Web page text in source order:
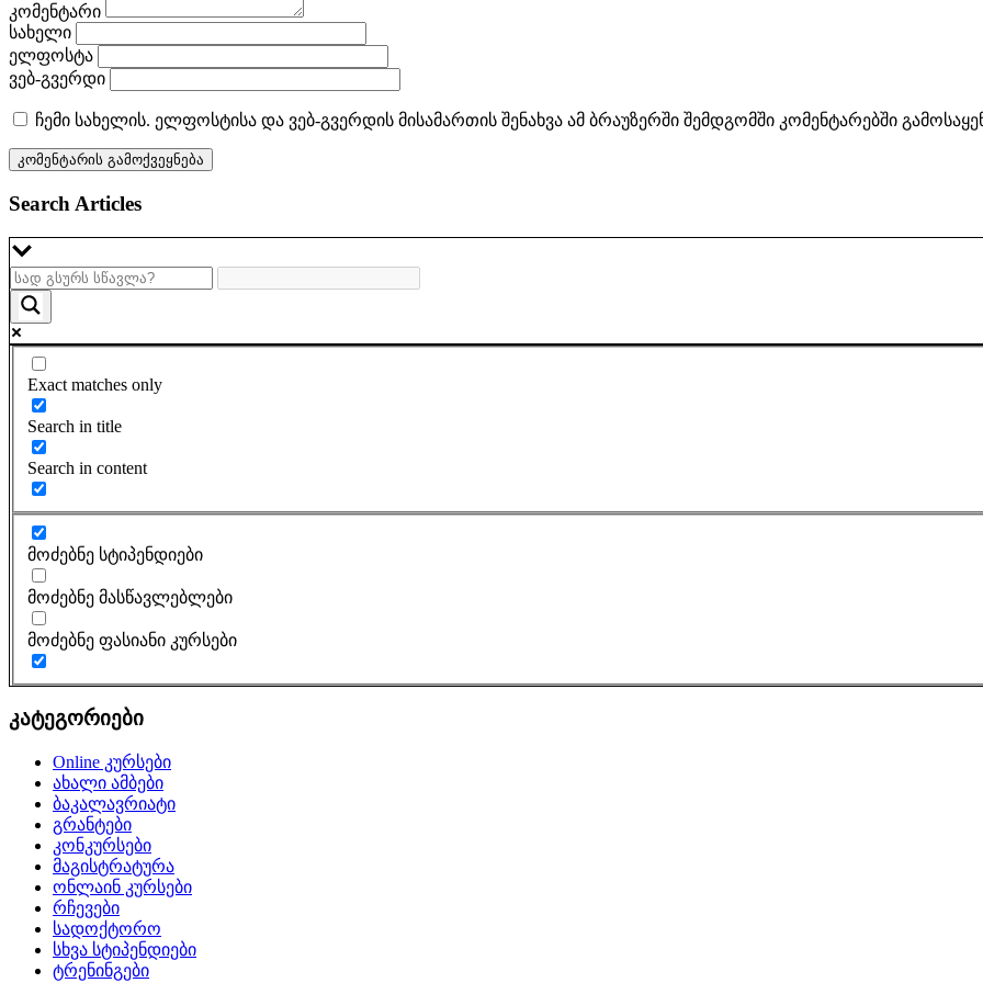
კომენტარი
სახელი
ელფოსტა
ვებ-გვერდი
ჩემი სახელის. ელფოსტისა და ვებ-გვერდის მისამართის შენახვა ამ ბრაუზერში შემდგომში კომენტარებში
Search Articles
Exact matches only
Search in title
Search in content
მოძებნე სტიპენდიები
მოძებნე მასწავლებლები
მოძებნე ფასიანი კურსები
კატეგორიები
Online კურსები
ახალი ამბები
ბაკალავრიატი
გრანტები
კონკურსები
მაგისტრატურა
ონლაინ კურსები
რჩევები
სადოქტორო
სხვა სტიპენდიები
ტრენინგები